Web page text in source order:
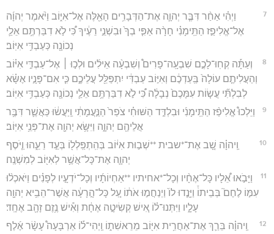
7
וַיְהִ֗י אַחַ֨ר דִּבֶּ֧ר יְהוָ֛ה אֶת־הַדְּבָרִ֥ים הָאֵ֖לֶּה אֶל־אִיּ֑וֹב וַיֹּ֨אמֶר יְהוָ֜ה
אֶל־אֱלִיפַ֣ז הַתֵּֽימָנִ֗י חָרָ֨ה אַפִּ֤י בְךָ֙ וּבִשְׁנֵ֣י רֵעֶ֔יךָ כִּ֠י לֹ֣א דִבַּרְתֶּ֥ם אֵלַ֛י
נְכוֹנָ֖ה כְּעַבְדִּ֥י אִיּֽוֹב׃
8
וְעַתָּ֡ה קְחֽוּ־לָכֶ֣ם שִׁבְעָֽה־פָרִים֩ וְשִׁבְעָ֨ה אֵילִ֜ים וּלְכ֣וּ ׀ אֶל־עַבְדִּ֣י אִיּ֗וֹב
וְהַעֲלִיתֶ֤ם עוֹלָה֙ בַּֽעַדְכֶ֔ם וְאִיּ֣וֹב עַבְדִּ֔י יִתְפַּלֵּ֖ל עֲלֵיכֶ֑ם כִּ֧י אִם־פָּנָ֣יו אֶשָּׂ֗א
לְבִלְתִּ֞י עֲשׂ֤וֹת עִמָּכֶם֙ נְבָלָ֔ה כִּ֠י לֹ֣א דִבַּרְתֶּ֥ם אֵלַ֛י נְכוֹנָ֖ה כְּעַבְדִּ֥י אִיּֽוֹב׃
9
וַיֵּלְכוּ֩ אֱלִיפַ֨ז הַתֵּֽימָנִ֜י וּבִלְדַּ֣ד הַשּׁוּחִ֗י צֹפַר֙ הַנַּ֣עֲמָתִ֔י וַֽיַּעֲשׂ֔וּ כַּאֲשֶׁ֛ר דִּבֶּ֥ר
אֲלֵיהֶ֖ם יְהוָ֑ה וַיִּשָּׂ֥א יְהוָ֖ה אֶת־פְּנֵ֥י אִיּֽוֹב׃
10
וַֽיהוָ֗ה שָׁ֚ב אֶת־*שבית **שְׁב֣וּת אִיּ֔וֹב בְּהִֽתְפַּֽלְל֖וֹ בְּעַ֣ד רֵעֵ֑הוּ וַ֧יֹּסֶף
יְהוָ֛ה אֶת־כָּל־אֲשֶׁ֥ר לְאִיּ֖וֹב לְמִשְׁנֶֽה׃
11
וַיָּבֹ֣אוּ אֵ֠לָיו כָּל־אֶחָ֨יו וְכָל־*אחיתיו **אַחְיוֹתָ֜יו וְכָל־יֹדְעָ֣יו לְפָנִ֗ים וַיֹּאכְל֨וּ
עִמּ֣וֹ לֶחֶם֮ בְּבֵיתוֹ֒ וַיָּנֻ֤דוּ לוֹ֙ וַיְנַחֲמ֣וּ אֹת֔וֹ עַ֚ל כָּל־הָ֣רָעָ֔ה אֲשֶׁר־הֵבִ֥יא יְהוָ֖ה
עָלָ֑יו וַיִּתְּנוּ־ל֗וֹ אִ֚ישׁ קְשִׂיטָ֣ה אֶחָ֔ת וְאִ֕ישׁ נֶ֥זֶם זָהָ֖ב אֶחָֽד׃
12
וַֽיהוָ֗ה בֵּרַ֛ךְ אֶת־אַחֲרִ֥ית אִיּ֖וֹב מֵרֵאשִׁת֑וֹ וַֽיְהִי־ל֡וֹ אַרְבָּעָה֩ עָשָׂ֨ר אֶ֜לֶף